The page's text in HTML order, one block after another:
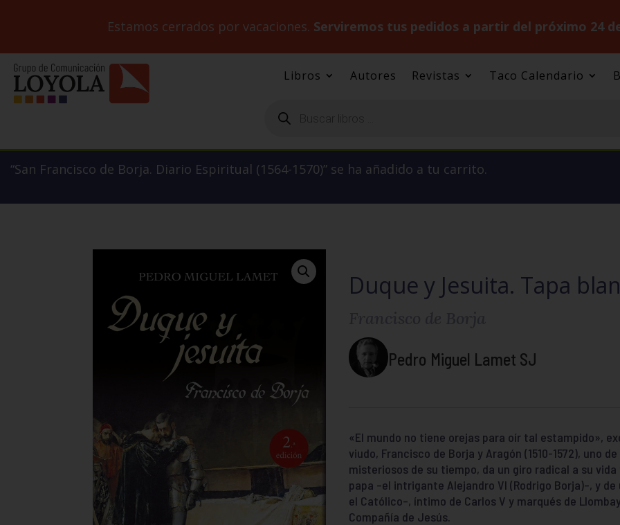
Estamos cerrados por vacaciones. Serviremos tus pedidos a partir del próximo 24
Libros Autores Revistas Taco Calendario
productos
“San Francisco de Borja. Diario Espiritual (1564-1570)” se ha añadido a tu carrito.
Duque y Jesuita. Tapa
Pedro Miguel Lamet SJ
«El mundo no tiene orejas para oír tal estampido»,
viudo, Francisco de Borja y Aragón (1510-1572), uno
misteriosos de su tiempo, da un giro radical a su
papa –el intrigante Alejandro VI (Rodrigo Borja)–, y
el Católico–, íntimo de Carlos V y marqués de
Compañía de Jesús.